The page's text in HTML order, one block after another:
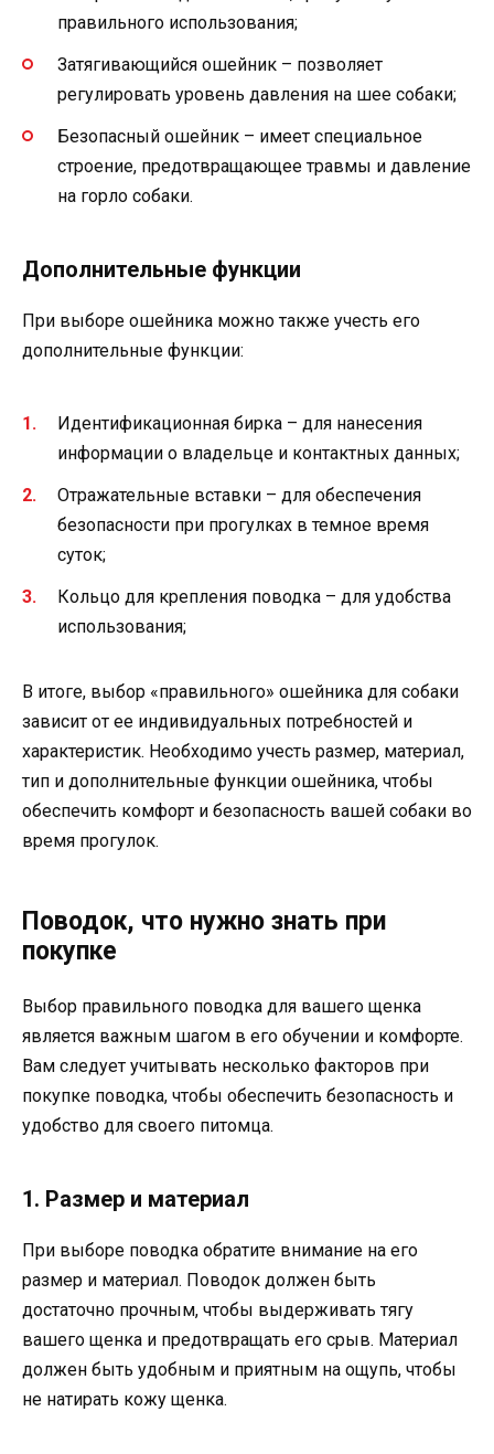
правильного использования;
Затягивающийся ошейник – позволяет
регулировать уровень давления на шее собаки;
Безопасный ошейник – имеет специальное
строение, предотвращающее травмы и давление
на горло собаки.
Дополнительные функции
При выборе ошейника можно также учесть его
дополнительные функции:
Идентификационная бирка – для нанесения
информации о владельце и контактных данных;
Отражательные вставки – для обеспечения
безопасности при прогулках в темное время
суток;
Кольцо для крепления поводка – для удобства
использования;
В итоге, выбор «правильного» ошейника для собаки
зависит от ее индивидуальных потребностей и
характеристик. Необходимо учесть размер, материал,
тип и дополнительные функции ошейника, чтобы
обеспечить комфорт и безопасность вашей собаки во
время прогулок.
Поводок, что нужно знать при
покупке
Выбор правильного поводка для вашего щенка
является важным шагом в его обучении и комфорте.
Вам следует учитывать несколько факторов при
покупке поводка, чтобы обеспечить безопасность и
удобство для своего питомца.
1. Размер и материал
При выборе поводка обратите внимание на его
размер и материал. Поводок должен быть
достаточно прочным, чтобы выдерживать тягу
вашего щенка и предотвращать его срыв. Материал
должен быть удобным и приятным на ощупь, чтобы
не натирать кожу щенка.